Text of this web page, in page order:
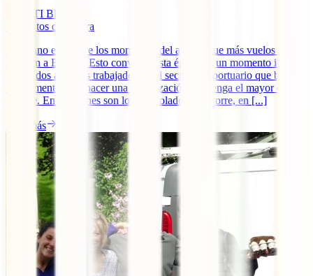
IATI Blog
minutos de lectura
El verano es uno de los momentos del año en que más vuelos salen
y llegan a España. Esto convierte esta época en un momento ideal
para todos aquellos trabajadores del sector aeroportuario que buscan
un momento para hacer una movilización que tenga el mayor eco
posible. En ocasiones son los controladores de torre, en [...]
Leer más